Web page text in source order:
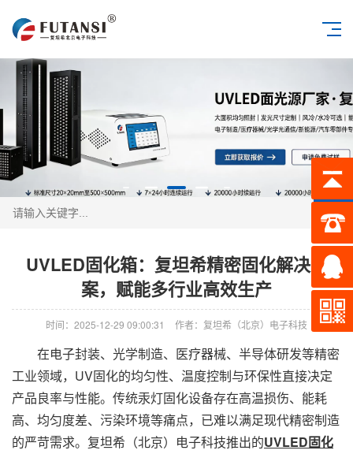
搜索
UVLED固化箱：复坦希精密固化解决方
案，赋能多行业高效生产
时间：2025-12-29 09:00:31 作者：复坦希（北京）电子科技
在电子封装、光学制造、医疗器械、半导体研发等精密
工业领域，UV固化的均匀性、温度控制与环保性直接决定
产品良率与性能。传统汞灯固化设备存在高温损伤、能耗
高、均匀度差、污染环境等痛点，已难以满足现代精密制造
的严苛需求。复坦希（北京）电子科技推出的UVLED固化